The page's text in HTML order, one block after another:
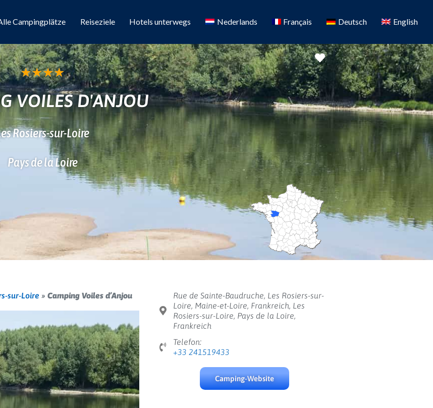
Campingplätze Reiseziele Hotels unterwegs Nederlands Français Deutsch English
Favorit
★★★★
VOILES D'ANJOU
Rosiers-sur-Loire
Pays de la Loire
sur-Loire » Camping Voiles d’Anjou
Rue de Sainte-Baudruche, Les Rosiers-sur-
Loire, Maine-et-Loire, Frankreich, Les
Rosiers-sur-Loire, Pays de la Loire,
Frankreich
Telefon:
+33 241519433
Camping-Website